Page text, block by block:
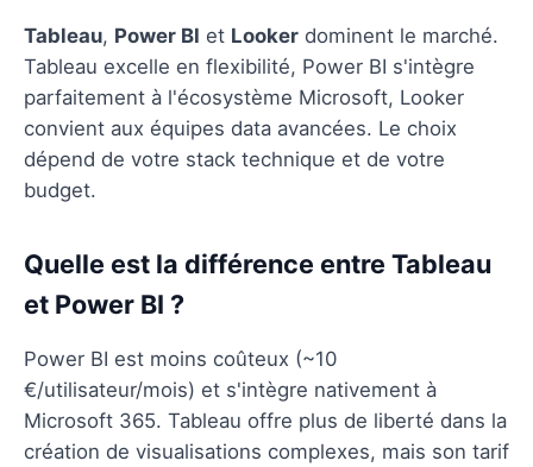
Tableau, Power BI et Looker dominent le marché.
Tableau excelle en flexibilité, Power BI s'intègre
parfaitement à l'écosystème Microsoft, Looker
convient aux équipes data avancées. Le choix
dépend de votre stack technique et de votre
budget.
Quelle est la différence entre Tableau
et Power BI ?
Power BI est moins coûteux (~10
€/utilisateur/mois) et s'intègre nativement à
Microsoft 365. Tableau offre plus de liberté dans la
création de visualisations complexes, mais son tarif